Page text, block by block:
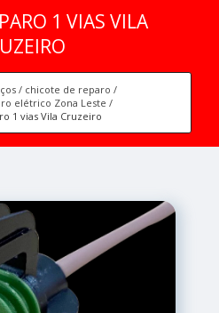
1 VIAS VILA
chicote de reparo
elétrico Zona Leste
1 vias Vila Cruzeiro